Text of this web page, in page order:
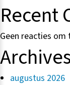
Recent
Geen reacties om
augustus 2026